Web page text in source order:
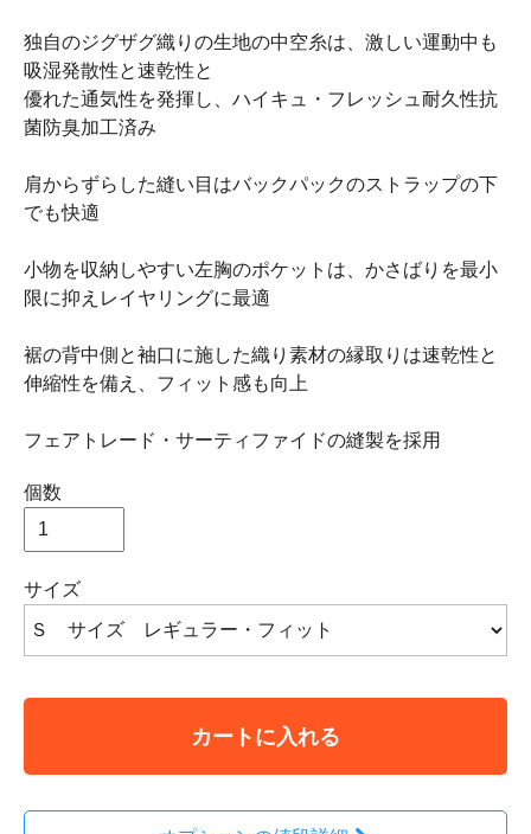
独自のジグザグ織りの生地の中空糸は、激しい運動中も
吸湿発散性と速乾性と
優れた通気性を発揮し、ハイキュ・フレッシュ耐久性抗
菌防臭加工済み
肩からずらした縫い目はバックパックのストラップの下
でも快適
小物を収納しやすい左胸のポケットは、かさばりを最小
限に抑えレイヤリングに最適
裾の背中側と袖口に施した織り素材の縁取りは速乾性と
伸縮性を備え、フィット感も向上
フェアトレード・サーティファイドの縫製を採用
個数
サイズ
カートに入れる